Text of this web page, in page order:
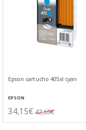
Epson cartucho 405xl cyan
EPSON
34,15€ 42,69€